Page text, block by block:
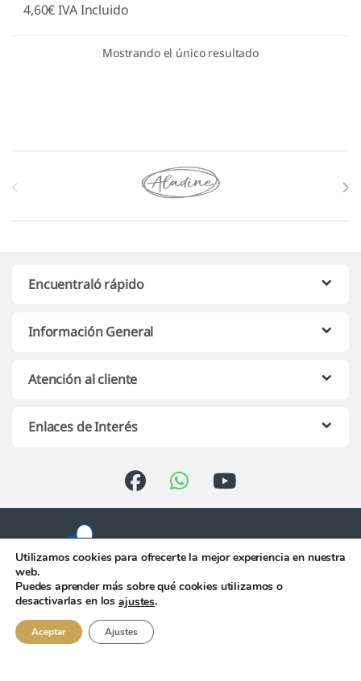
4,60€IVA Incluido
Mostrando el único resultado
Marcas De Carrusel
Encuentraló rápido
Información General
Atención al cliente
Enlaces de Interés
Atención telefónica de 10:00 h.
956 344 058
Utilizamos cookies para ofrecerte la mejor experiencia en nuestra
web.
Puedes aprender más sobre qué cookies utilizamos o
desactivarlas en losajustes.
Aceptar Ajustes